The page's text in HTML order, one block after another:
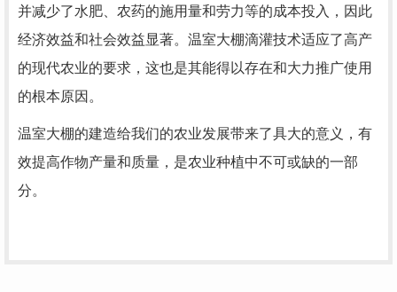
并减少了水肥、农药的施用量和劳力等的成本投入，因此
经济效益和社会效益显著。温室大棚滴灌技术适应了高产
的现代农业的要求，这也是其能得以存在和大力推广使用
的根本原因。
温室大棚的建造给我们的农业发展带来了具大的意义，有
效提高作物产量和质量，是农业种植中不可或缺的一部
分。